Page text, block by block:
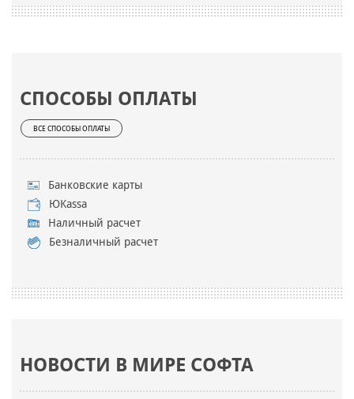
СПОСОБЫ ОПЛАТЫ
ВСЕ СПОСОБЫ ОПЛАТЫ
Банковские карты
ЮKassa
Наличный расчет
Безналичный расчет
НОВОСТИ В МИРЕ СОФТА